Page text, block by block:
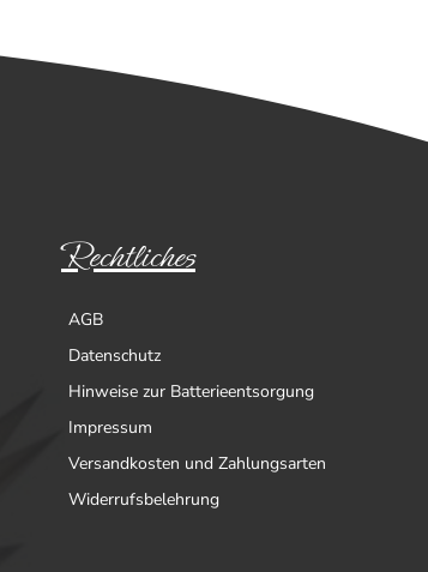
Rechtliches
AGB
Datenschutz
Hinweise zur Batterieentsorgung
Impressum
Versandkosten und Zahlungsarten
Widerrufsbelehrung